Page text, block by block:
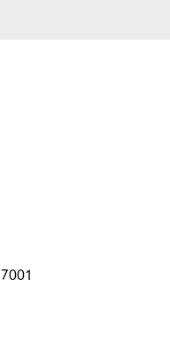
tretích strán.